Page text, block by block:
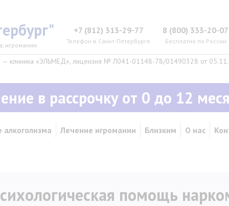
игромании
+7 (812) 313-29-77
Телефон в Санкт-Петербурге
8 (800) 333-20-07
Бесплатно по России
клиника «ЭЛЬМЕД», лицензия № Л041-01148-78/01490328 от
в рассрочку от 0 до 12
Лечение игромании Близким О нас
помощь